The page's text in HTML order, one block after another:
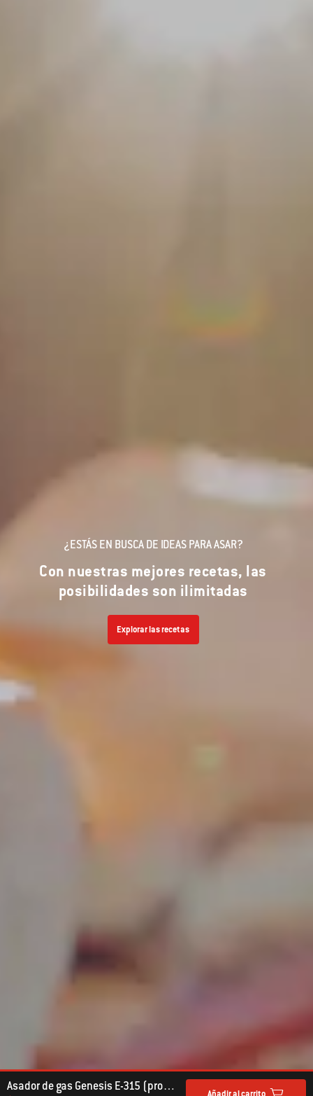
Asador de gas Genesis E-315 (propano líquido)
¿ESTÁS EN BUSCA DE IDEAS PARA ASAR?
Con nuestras mejores recetas, las
posibilidades son ilimitadas
Explorar las recetas